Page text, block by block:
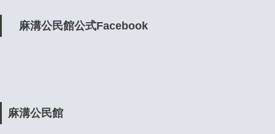
麻溝公民館公式Facebook
麻溝公民館